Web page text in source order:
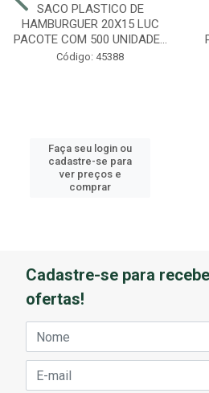
SACO PLASTICO DE
HAMBURGUER 20X15 LUC
PACOTE COM 500 UNIDADE...
Código: 45388
Faça seu login ou
cadastre-se para
ver preços e
comprar
Cadastre-se para
ofertas!